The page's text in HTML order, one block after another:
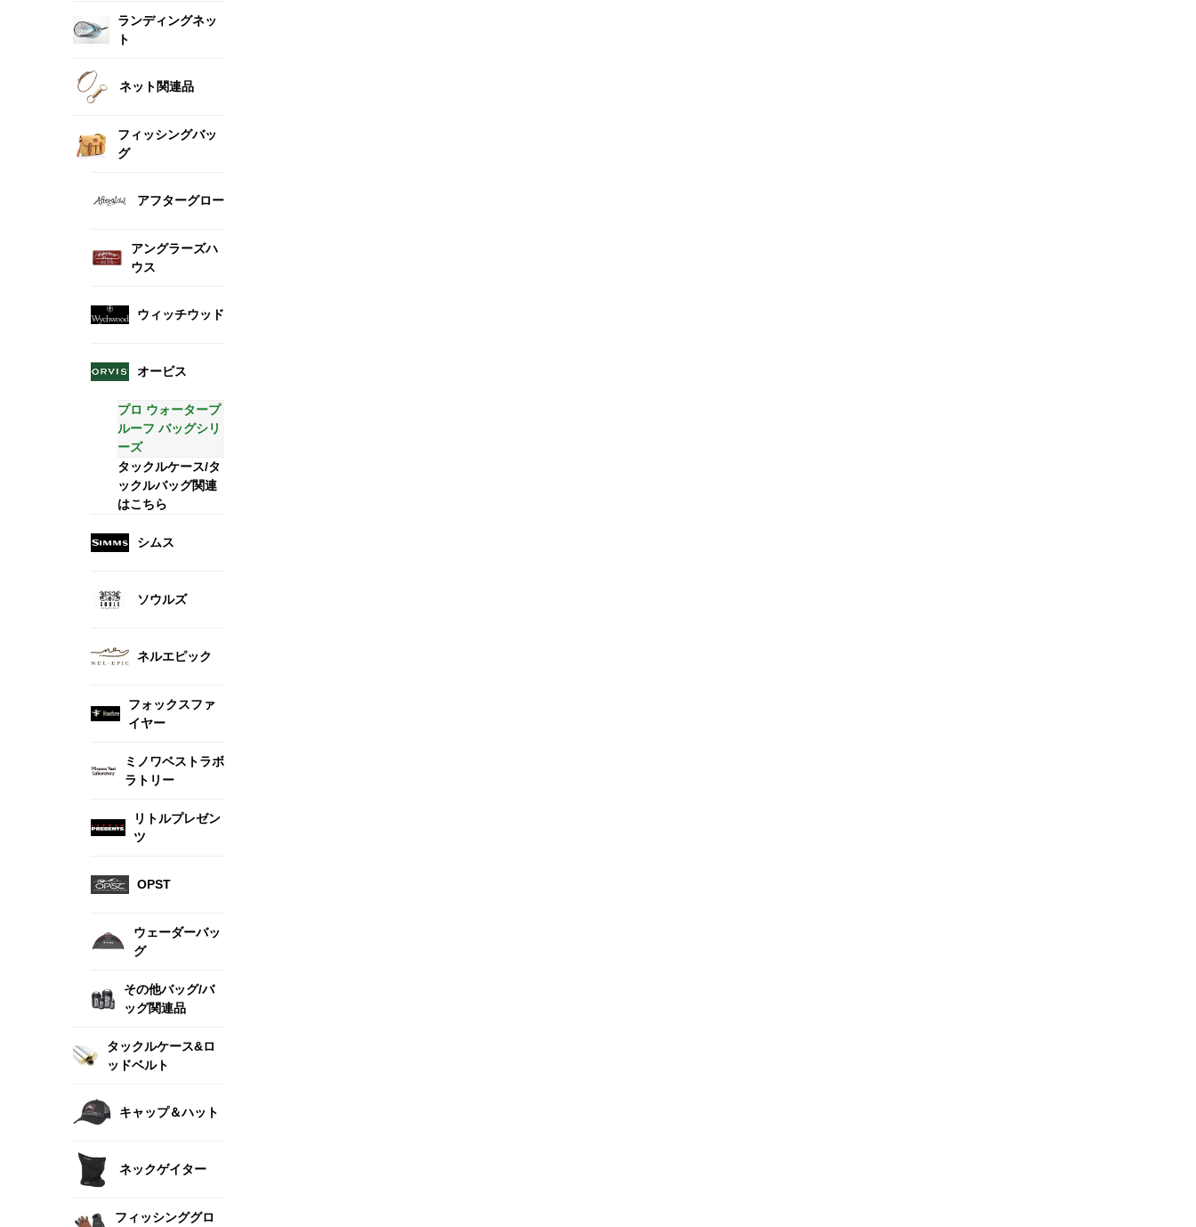
ランディングネッ
ト
ネット関連品
フィッシングバッ
グ
アフターグロー
アングラーズハ
ウス
ウィッチウッド
オービス
プロ ウォータープ
ルーフ バッグシリ
ーズ
タックルケース/タ
ックルバッグ関連
はこちら
シムス
ソウルズ
ネルエピック
フォックスファ
イヤー
ミノワベストラボ
ラトリー
リトルプレゼン
ツ
OPST
ウェーダーバッ
グ
その他バッグ/バ
ッグ関連品
タックルケース&ロ
ッドベルト
キャップ＆ハット
ネックゲイター
フィッシンググロ